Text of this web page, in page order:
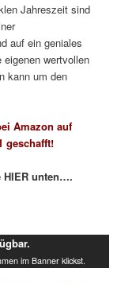
Jahreszeit sind
auf ein geniales
wertvollen
kann um den
Amazon auf
geschafft!
unten….
im Banner klickst.